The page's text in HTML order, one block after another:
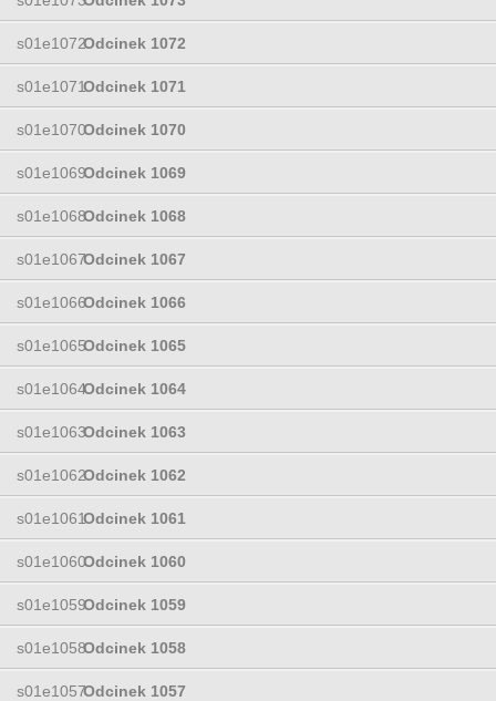
s01e1072Odcinek 1072
s01e1071Odcinek 1071
s01e1070Odcinek 1070
s01e1069Odcinek 1069
s01e1068Odcinek 1068
s01e1067Odcinek 1067
s01e1066Odcinek 1066
s01e1065Odcinek 1065
s01e1064Odcinek 1064
s01e1063Odcinek 1063
s01e1062Odcinek 1062
s01e1061Odcinek 1061
s01e1060Odcinek 1060
s01e1059Odcinek 1059
s01e1058Odcinek 1058
s01e1057Odcinek 1057